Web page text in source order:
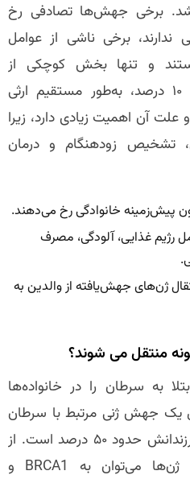
برخی جهش‌ها تصادفی رخ
ندارند، برخی ناشی از عوامل
و تنها بخش کوچکی از
سرطان‌ها، یعنی حدود ۵ تا ۱۰ درصد، به‌طور مستقیم ارثی
آن اهمیت زیادی دارد، زیرا
تشخیص زودهنگام و درمان
پیش‌زمینه خانوادگی رخ می‌دهند.
رژیم غذایی، آلودگی، مصرف
ژن‌های جهش‌یافته از والدین به
منتقل می‌ شوند؟
به سرطان را در خانواده‌ها
یک جهش ژنی مرتبط با سرطان
باشد، احتمال انتقال آن به فرزندانش حدود ۵۰ درصد است. از
جمله شناخته‌شده‌ترین این ژن‌ها می‌توان به BRCA1 و